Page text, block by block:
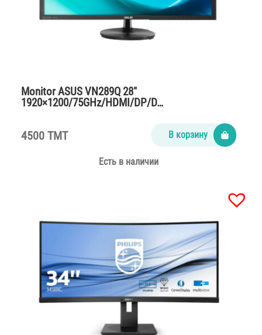
Monitor ASUS VN289Q 28″
1920×1200/75GHz/HDMI/DP/D…
4500 TMT В корзину
Есть в наличии